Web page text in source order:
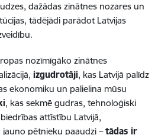
dažādas zinātnes nozares un
tādējādi parādot Latvijas
nozīmīgāko zinātnes
izgudrotāji, kas Latvijā palīdz
ekonomiku un palielina mūsu
, kas sekmē gudras, tehnoloģiski
attīstību Latvijā,
jauno pētnieku paaudzi –tādas ir